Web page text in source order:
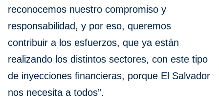
reconocemos nuestro compromiso y
responsabilidad, y por eso, queremos
contribuir a los esfuerzos, que ya están
realizando los distintos sectores, con este tipo
de inyecciones financieras, porque El Salvador
nos necesita a todos”.